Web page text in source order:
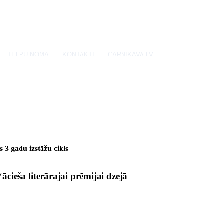
3 gadu izstāžu cikls
literārajai prēmijai dzejā